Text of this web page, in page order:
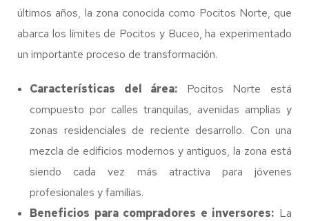
últimos años, la zona conocida como Pocitos Norte, que
abarca los límites de Pocitos y Buceo, ha experimentado
un importante proceso de transformación.
Características del área: Pocitos Norte está
compuesto por calles tranquilas, avenidas amplias y
zonas residenciales de reciente desarrollo. Con una
mezcla de edificios modernos y antiguos, la zona está
siendo cada vez más atractiva para jóvenes
profesionales y familias.
Beneficios para compradores e inversores: La